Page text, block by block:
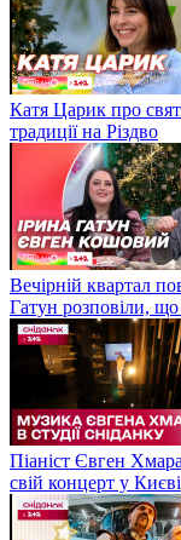
Катя Царик про
традиції на Різдво
Вечірній квартал
Гатун розповіли, що
Піаніст Євген
свій концерт у Києві